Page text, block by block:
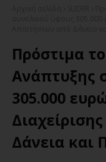
Πρόστιμα
Ανάπτυξης
305.000
Δάνεια και